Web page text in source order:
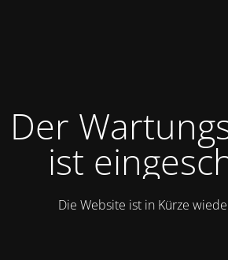
Der
ist
Die Website ist in Kürze